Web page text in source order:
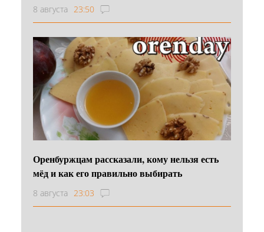
8 августа 23:50
Оренбуржцам рассказали, кому нельзя есть
мёд и как его правильно выбирать
8 августа 23:03